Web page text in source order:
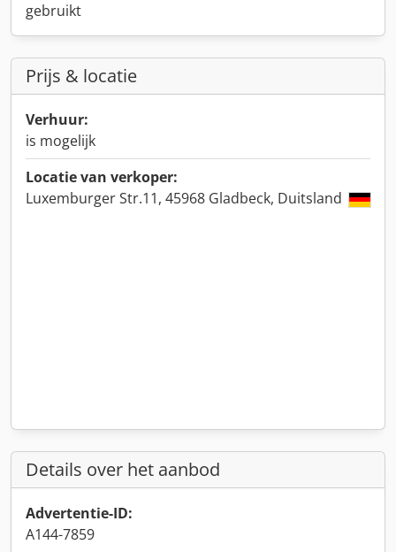
gebruikt
Prijs & locatie
Verhuur:
is mogelijk
Locatie van verkoper:
Luxemburger Str.11, 45968 Gladbeck, Duitsland
Details over het aanbod
Advertentie-ID:
A144-7859